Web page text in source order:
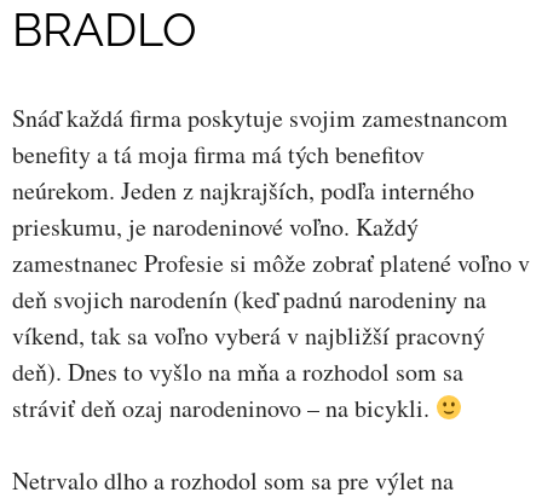
BRADLO
Snáď každá firma poskytuje svojim zamestnancom
benefity a tá moja firma má tých benefitov
neúrekom. Jeden z najkrajších, podľa interného
prieskumu, je narodeninové voľno. Každý
zamestnanec Profesie si môže zobrať platené voľno v
deň svojich narodenín (keď padnú narodeniny na
víkend, tak sa voľno vyberá v najbližší pracovný
deň). Dnes to vyšlo na mňa a rozhodol som sa
stráviť deň ozaj narodeninovo – na bicykli.
Netrvalo dlho a rozhodol som sa pre výlet na